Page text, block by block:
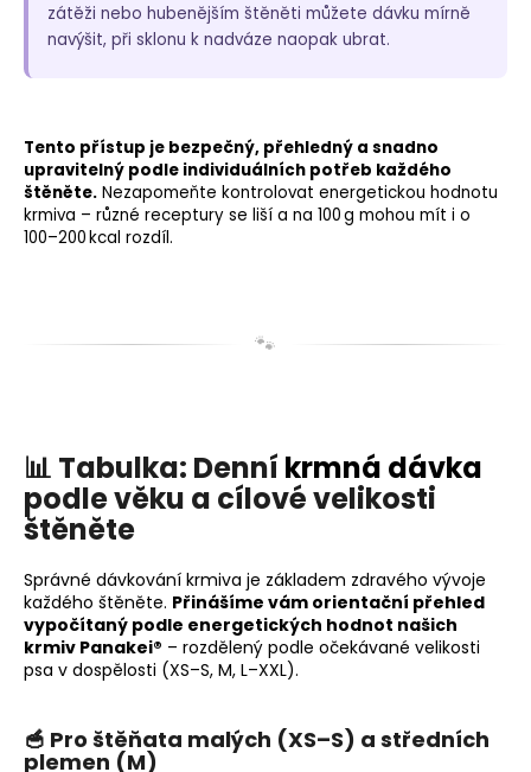
zátěži nebo hubenějším štěněti můžete dávku mírně
navýšit, při sklonu k nadváze naopak ubrat.
Tento přístup je bezpečný, přehledný a snadno
upravitelný podle individuálních potřeb každého
štěněte. Nezapomeňte kontrolovat energetickou hodnotu
krmiva – různé receptury se liší a na 100 g mohou mít i o
100–200 kcal rozdíl.
🐾
📊 Tabulka: Denní krmná dávka
podle věku a cílové velikosti
štěněte
Správné dávkování krmiva je základem zdravého vývoje
každého štěněte. Přinášíme vám orientační přehled
vypočítaný podle energetických hodnot našich
krmiv Panakei® – rozdělený podle očekávané velikosti
psa v dospělosti (XS–S, M, L–XXL).
🥣 Pro štěňata malých (XS–S) a středních
plemen (M)